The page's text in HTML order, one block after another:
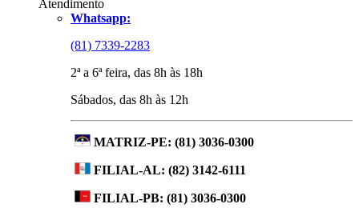
Atendimento
Whatsapp:
(81) 7339-2283
2ª a 6ª feira, das 8h às 18h
Sábados, das 8h às 12h
MATRIZ-PE: (81) 3036-0300
FILIAL-AL: (82) 3142-6111
FILIAL-PB: (81) 3036-0300